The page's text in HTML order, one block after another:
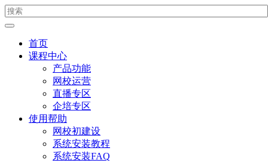
首页
课程中心
产品功能
网校运营
直播专区
企培专区
使用帮助
网校初建设
系统安装教程
系统安装FAQ